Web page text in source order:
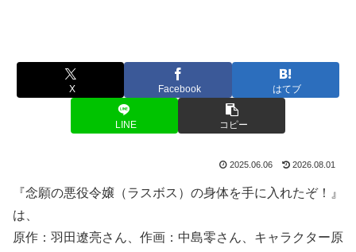
X Facebook はてブ
LINE コピー
2025.06.06 2026.08.01
『念願の悪役令嬢（ラスボス）の身体を手に入れたぞ！』
は、
原作：羽田遼亮さん、作画：中島零さん、キャラクター原